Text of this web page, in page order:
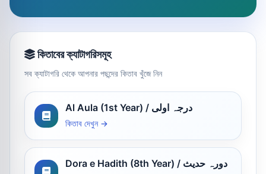
কিতাবের ক্যাটাগরিসমূহ
সব ক্যাটাগরি থেকে আপনার পছন্দের কিতাব খুঁজে নিন
Al Aula (1st Year) / درجہ اولی
কিতাব দেখুন →
Dora e Hadith (8th Year) / دورہ حدیث